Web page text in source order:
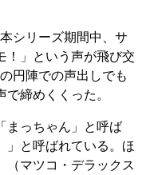
シリーズ期間中、サ
！」という声が飛び交
円陣での声出しでも
締めくくった。
まっちゃん」と呼ば
」と呼ばれている。ほ
（マツコ・デラックス